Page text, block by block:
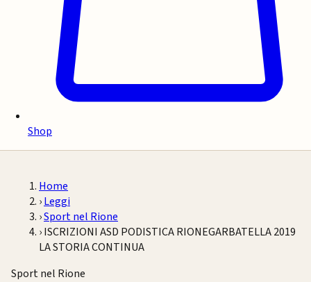
Shop
Home
›Leggi
›Sport nel Rione
›ISCRIZIONI ASD PODISTICA RIONEGARBATELLA 2019
LA STORIA CONTINUA
Sport nel Rione